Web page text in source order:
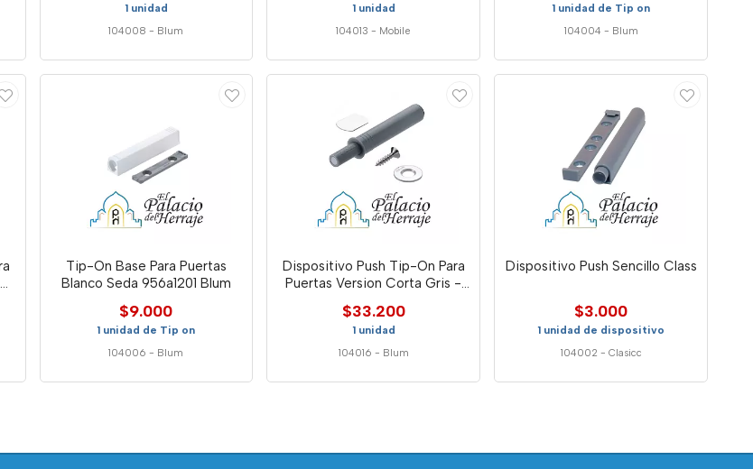
1 unidad
104008 - Blum
1 unidad
104013 - Mobile
1 unidad de Tip on
104004 - Blum
Tip-On Base Para Puertas
Blanco Seda 956a1201 Blum
$9.000
1 unidad de Tip on
104006 - Blum
Dispositivo Push Tip-On Para
Puertas Version Corta Gris -
Blum 956.100
$33.200
1 unidad
104016 - Blum
Dispositivo Push Sencillo Class
$3.000
1 unidad de dispositivo
104002 - Clasicc